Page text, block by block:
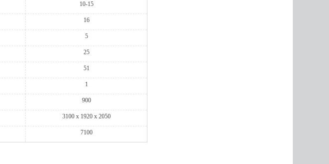
10-15
16
5
25
51
1
900
3100 х 1920 х 2050
7100